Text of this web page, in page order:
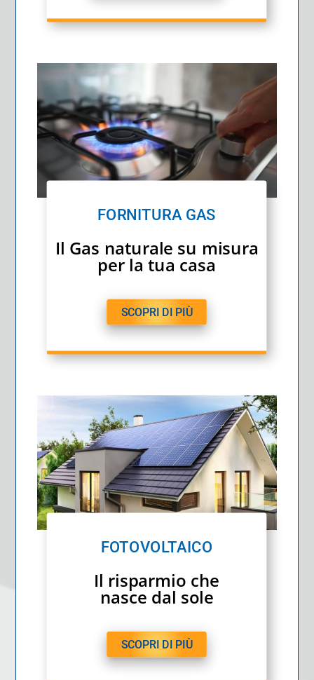
FORNITURA GAS
Il Gas naturale su misura
per la tua casa
SCOPRI DI PIÙ
FOTOVOLTAICO
Il risparmio che
nasce dal sole
SCOPRI DI PIÙ